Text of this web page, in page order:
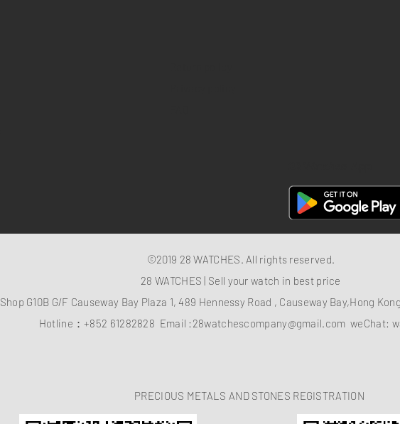
©2019 28 WATCHES. All rights reserved.
28 WATCHES | Sell your watch in best price
Shop G10B G/F Causeway Bay Plaza 1, 489 Hennessy Road , Causeway Bay,Hong Kong
Hotline：+852 61282828 Email : 28watchescompany@gmail.com weChat:
PRECIOUS METALS AND STONES REGISTRATION